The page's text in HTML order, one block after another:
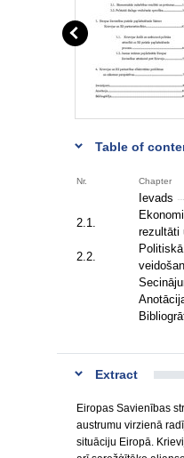
Table of
Nr. Chapter
Ievads
2.1.
rezultāti
2.2.
Extract
Eiropas Savienības
austrumu virzienā
situāciju Eiropā.